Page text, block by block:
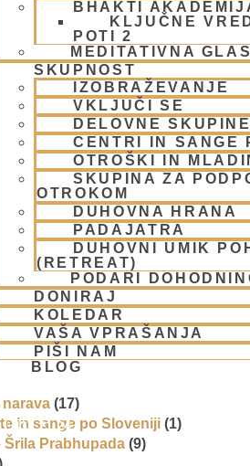
BHAKTI
KLJUČNE
POTI 2
MEDITATIVNA
SKUPNOST
IZOBRAŽEVANJE
VKLJUČI SE
DELOVNE
CENTRI IN SANGE
OTROŠKI IN
SKUPINA ZA
OTROKOM
DUHOVNA HRANA
PADAJATRA
DUHOVNI UMIK
(RETREAT)
PODARI
DONIRAJ
KOLEDAR
VAŠA VPRAŠANJA
PIŠI NAM
BLOG
431 21 24
Tistim, ki so se resno posvetili tej
da vsak dan mantrajo vsaj 16
načini petja maha-
svojo džapo?
– duhovni učitelji iz preteklosti
narava (17)
in sange po Sloveniji (1)
Šrila Prabhupada (9)